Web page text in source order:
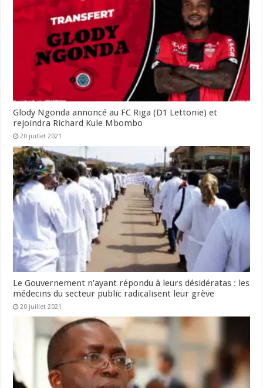
Glody Ngonda annoncé au FC Riga (D1 Lettonie) et
rejoindra Richard Kule Mbombo
20 juillet 2021
Le Gouvernement n’ayant répondu à leurs désidératas : les
médecins du secteur public radicalisent leur grève
20 juillet 2021